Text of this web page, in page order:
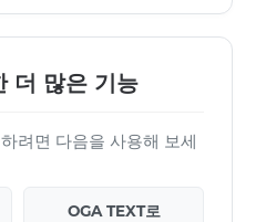
더 많은 기능
려면 다음을 사용해 보세
OGA TEXT로